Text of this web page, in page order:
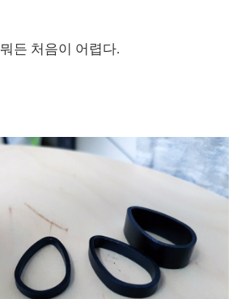
뭐든 처음이 어렵다.